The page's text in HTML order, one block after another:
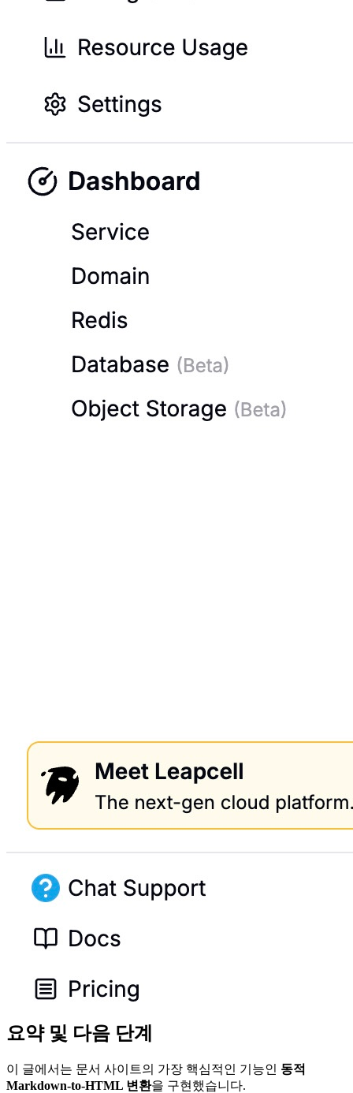
요약 및 다음 단계
이 글에서는 문서 사이트의 가장 핵심적인 기능인 동적
Markdown-to-HTML 변환을 구현했습니다.